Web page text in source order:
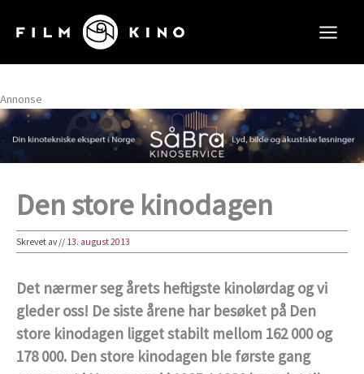
rett
innholdet
Annonse
Den store kinodagen
Skrevet av// 13. august 2013
Det nærmer seg årets heftigste kinolørdag og vi
gleder oss! De siste årene har besøket på Den
store kinodagen ligget stabilt mellom 162 000 og
178 000. Den store kinodagen ble første gang